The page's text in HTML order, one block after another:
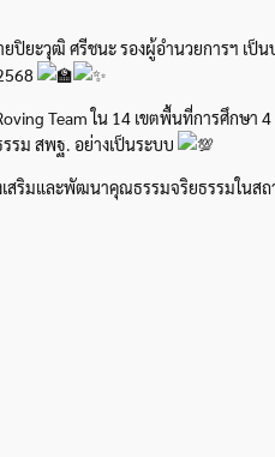
ยะวุฒิ ศรีชนะ รองผู้อำนวยการฯ เป็
Team ใน 14 เขตพื้นที่การศึกษา 4
รม สพฐ. อย่างเป็นระบบ
สริมและพัฒนาคุณธรรมจริยธรรมในส